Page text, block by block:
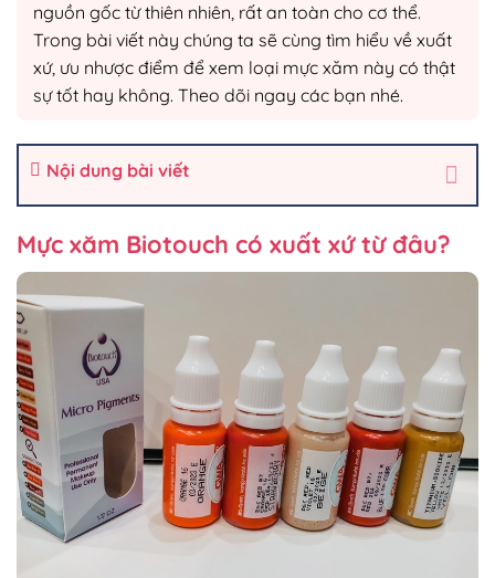
nguồn gốc từ thiên nhiên, rất an toàn cho cơ thể.
Trong bài viết này chúng ta sẽ cùng tìm hiểu về xuất
xứ, ưu nhược điểm để xem loại mực xăm này có thật
sự tốt hay không. Theo dõi ngay các bạn nhé.
Nội dung bài viết
Mực xăm Biotouch có xuất xứ từ đâu?